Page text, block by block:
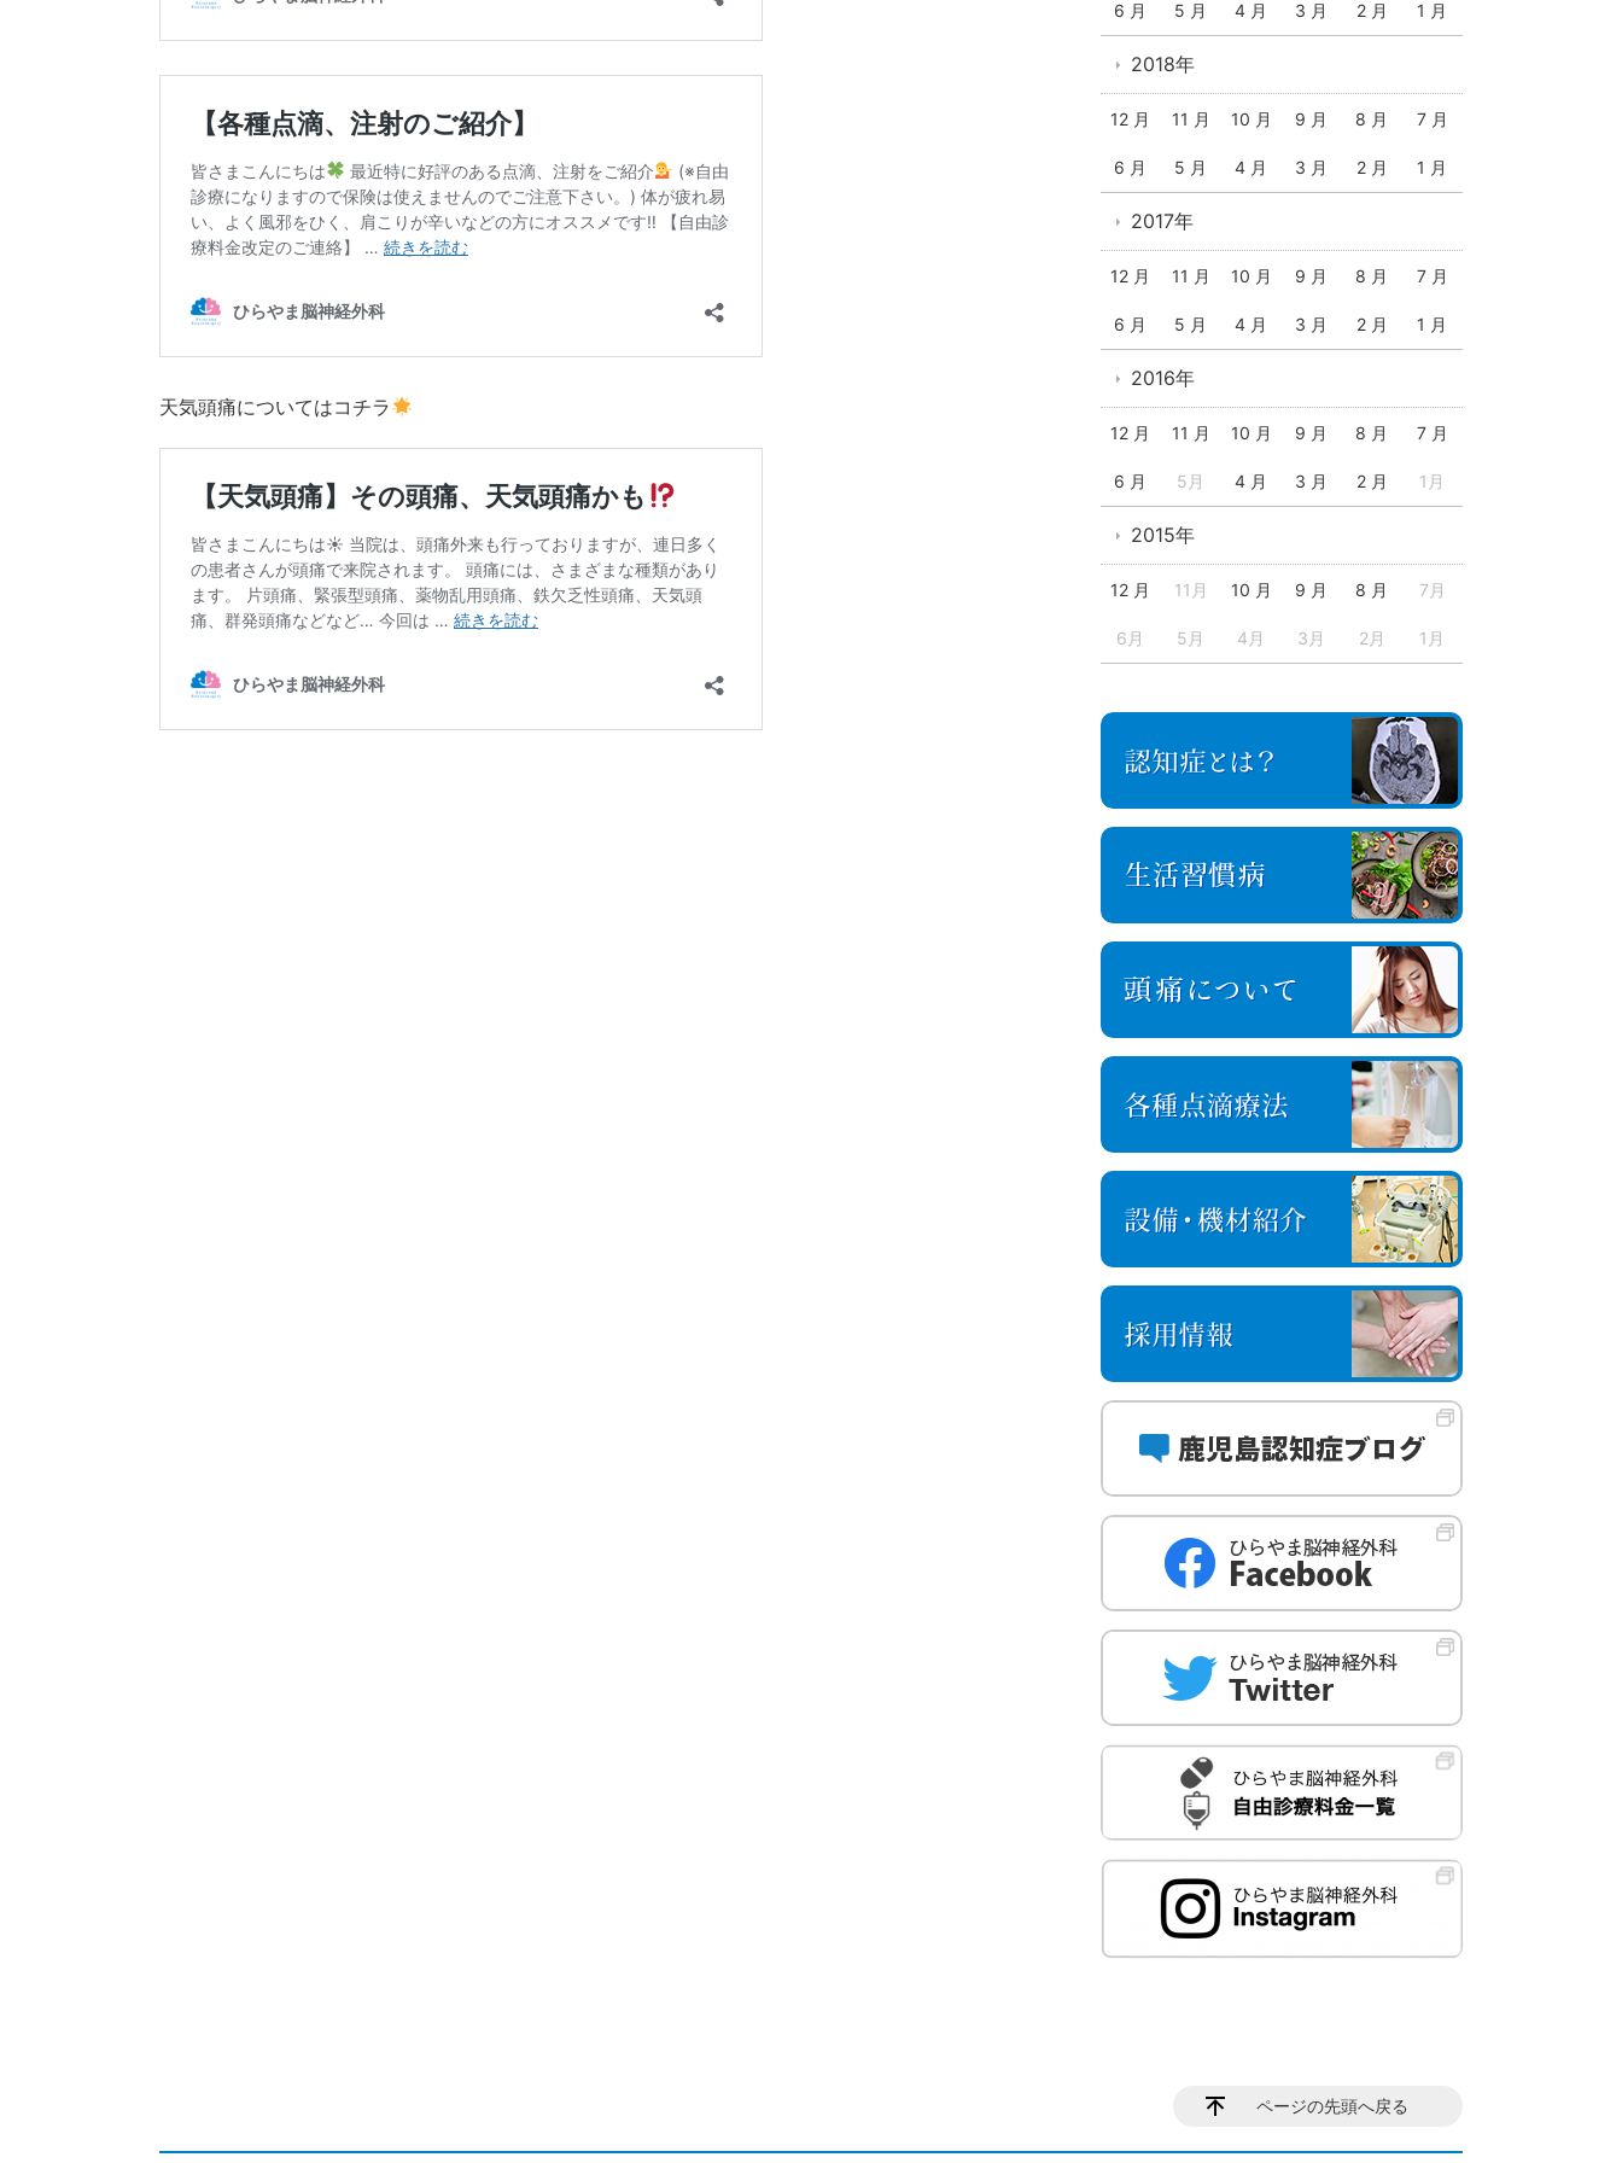
天気頭痛についてはコチラ
6 月 5 月 4 月 3 月 2 月 1 月
2018年
12 月 11 月 10 月 9 月 8 月 7 月
6 月 5 月 4 月 3 月 2 月 1 月
2017年
12 月 11 月 10 月 9 月 8 月 7 月
6 月 5 月 4 月 3 月 2 月 1 月
2016年
12 月 11 月 10 月 9 月 8 月 7 月
6 月 5月 4 月 3 月 2 月 1月
2015年
12 月 11月 10 月 9 月 8 月 7月
6月 5月 4月 3月 2月 1月
ページの先頭へ戻る